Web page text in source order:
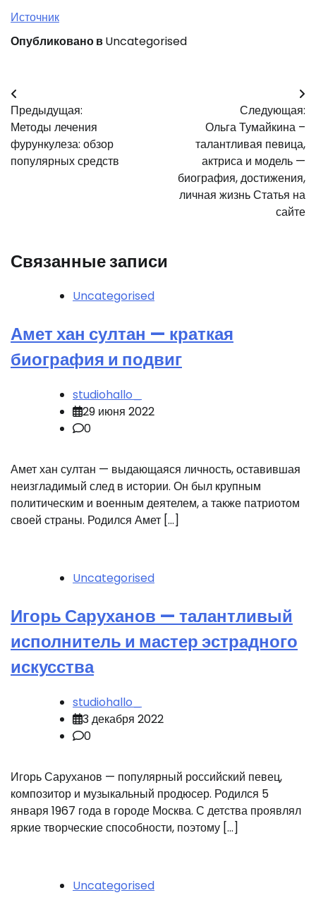
Источник
Опубликовано вUncategorised
Навигация
по
записям
Предыдущая:
Методы лечения
фурункулеза: обзор
популярных средств
Следующая:
Ольга Тумайкина –
талантливая певица,
актриса и модель —
биография, достижения,
личная жизнь Статья на
сайте
Связанные записи
Uncategorised
Амет хан султан — краткая
биография и подвиг
studiohallo_
29 июня 2022
0
Амет хан султан — выдающаяся личность, оставившая
неизгладимый след в истории. Он был крупным
политическим и военным деятелем, а также патриотом
своей страны. Родился Амет […]
Uncategorised
Игорь Саруханов — талантливый
исполнитель и мастер эстрадного
искусства
studiohallo_
3 декабря 2022
0
Игорь Саруханов — популярный российский певец,
композитор и музыкальный продюсер. Родился 5
января 1967 года в городе Москва. С детства проявлял
яркие творческие способности, поэтому […]
Uncategorised